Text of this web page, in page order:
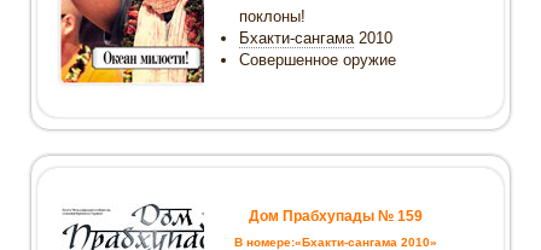
поклоны!
Бхакти-сангама2010
Совершенное оружие
Дом Прабхупады № 159
В номере:«Бхакти-сангама 2010»